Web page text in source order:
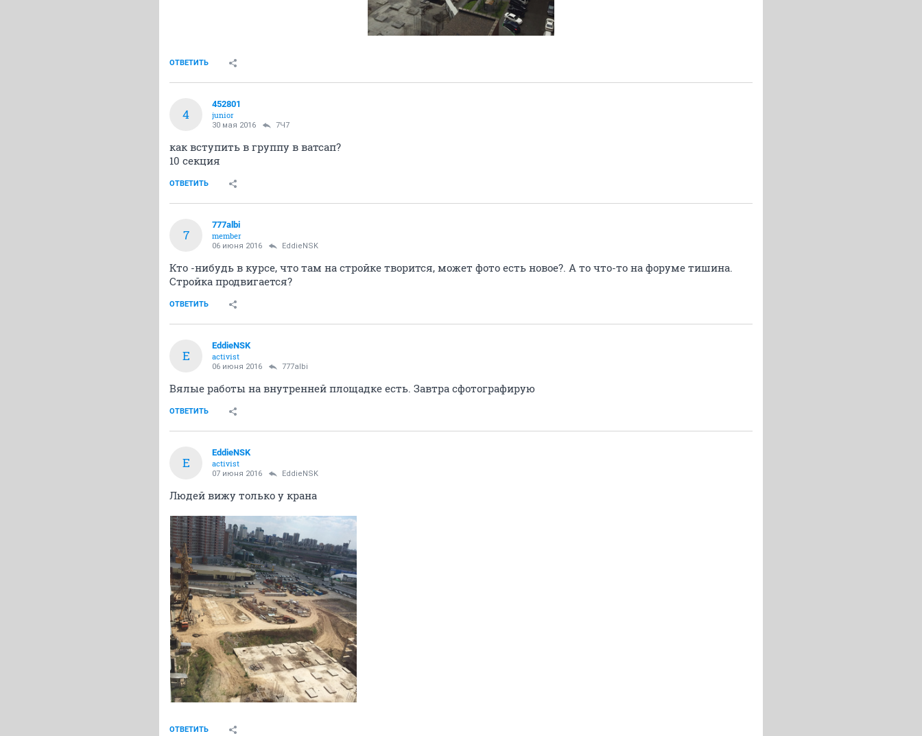
ОТВЕТИТЬ
4
452801
junior
30 мая 2016 7Ч7
как вступить в группу в ватсап?
10 секция
ОТВЕТИТЬ
7
777albi
member
06 июня 2016 EddieNSK
Кто -нибудь в курсе, что там на стройке творится, может фото есть новое?. А то что-то на форуме тишина.
Стройка продвигается?
ОТВЕТИТЬ
E
EddieNSK
activist
06 июня 2016 777albi
Вялые работы на внутренней площадке есть. Завтра сфотографирую
ОТВЕТИТЬ
E
EddieNSK
activist
07 июня 2016 EddieNSK
Людей вижу только у крана
ОТВЕТИТЬ